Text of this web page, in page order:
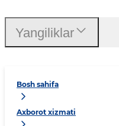
Bosh sahifa
Axborot xizmati
Yangiliklar